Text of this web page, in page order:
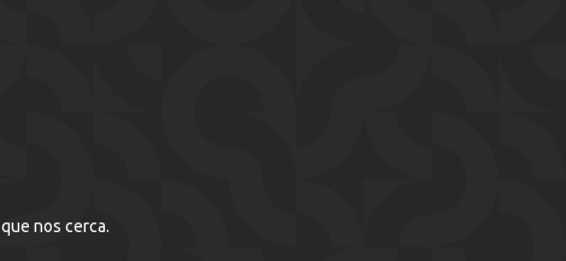
Olá, sou Solange conhecida como Sol. Nasci e cresci no campo e com isso fui me apaixonando cada vez mais pelo paraíso ecológico que nos cerca.